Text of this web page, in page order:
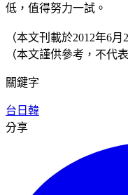
低，值得努力一試。
（本文刊載於2012年6
（本文謹供參考，不代
關鍵字
台日韓
分享